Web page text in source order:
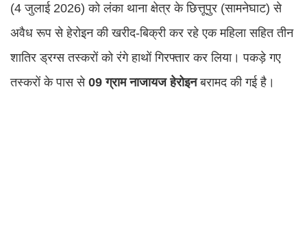
(4 जुलाई 2026) को लंका थाना क्षेत्र के छित्तूपुर (सामनेघाट) से
अवैध रूप से हेरोइन की खरीद-बिक्री कर रहे एक महिला सहित तीन
शातिर ड्रग्स तस्करों को रंगे हाथों गिरफ्तार कर लिया। पकड़े गए
तस्करों के पास से 09 ग्राम नाजायज हेरोइनबरामद की गई है।